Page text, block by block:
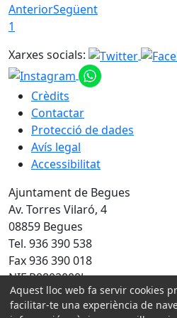
AnteriorSegüent
1
Xarxes socials:
Crèdits
Contactar
Protecció de dades
Avís legal
Accessibilitat
Ajuntament de Begues
Av. Torres Vilaró, 4
08859 Begues
Tel. 936 390 538
Fax 936 390 018
NIF P0802000J
Amb la col·laboració de:
Aquest lloc web fa servir cookies
facilitar-te una experiència de